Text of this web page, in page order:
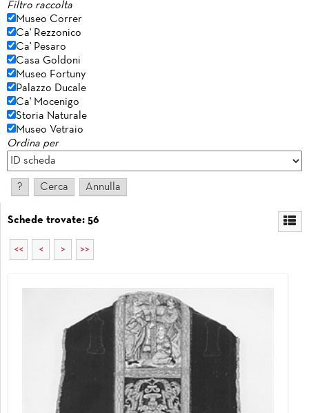
Filtro raccolta
Museo Correr
Ca' Rezzonico
Ca' Pesaro
Casa Goldoni
Museo Fortuny
Palazzo Ducale
Ca' Mocenigo
Storia Naturale
Museo Vetraio
Ordina per
Schede trovate: 56
<< < > >>